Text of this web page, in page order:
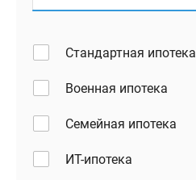
Стандартная ипотека
Военная ипотека
Семейная ипотека
ИТ-ипотека